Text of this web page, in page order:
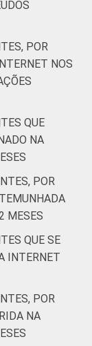
TIC Kids
por
POR
NOS
QUE
NA
POR
MESES
QUE SE
INTERNET
POR
NA